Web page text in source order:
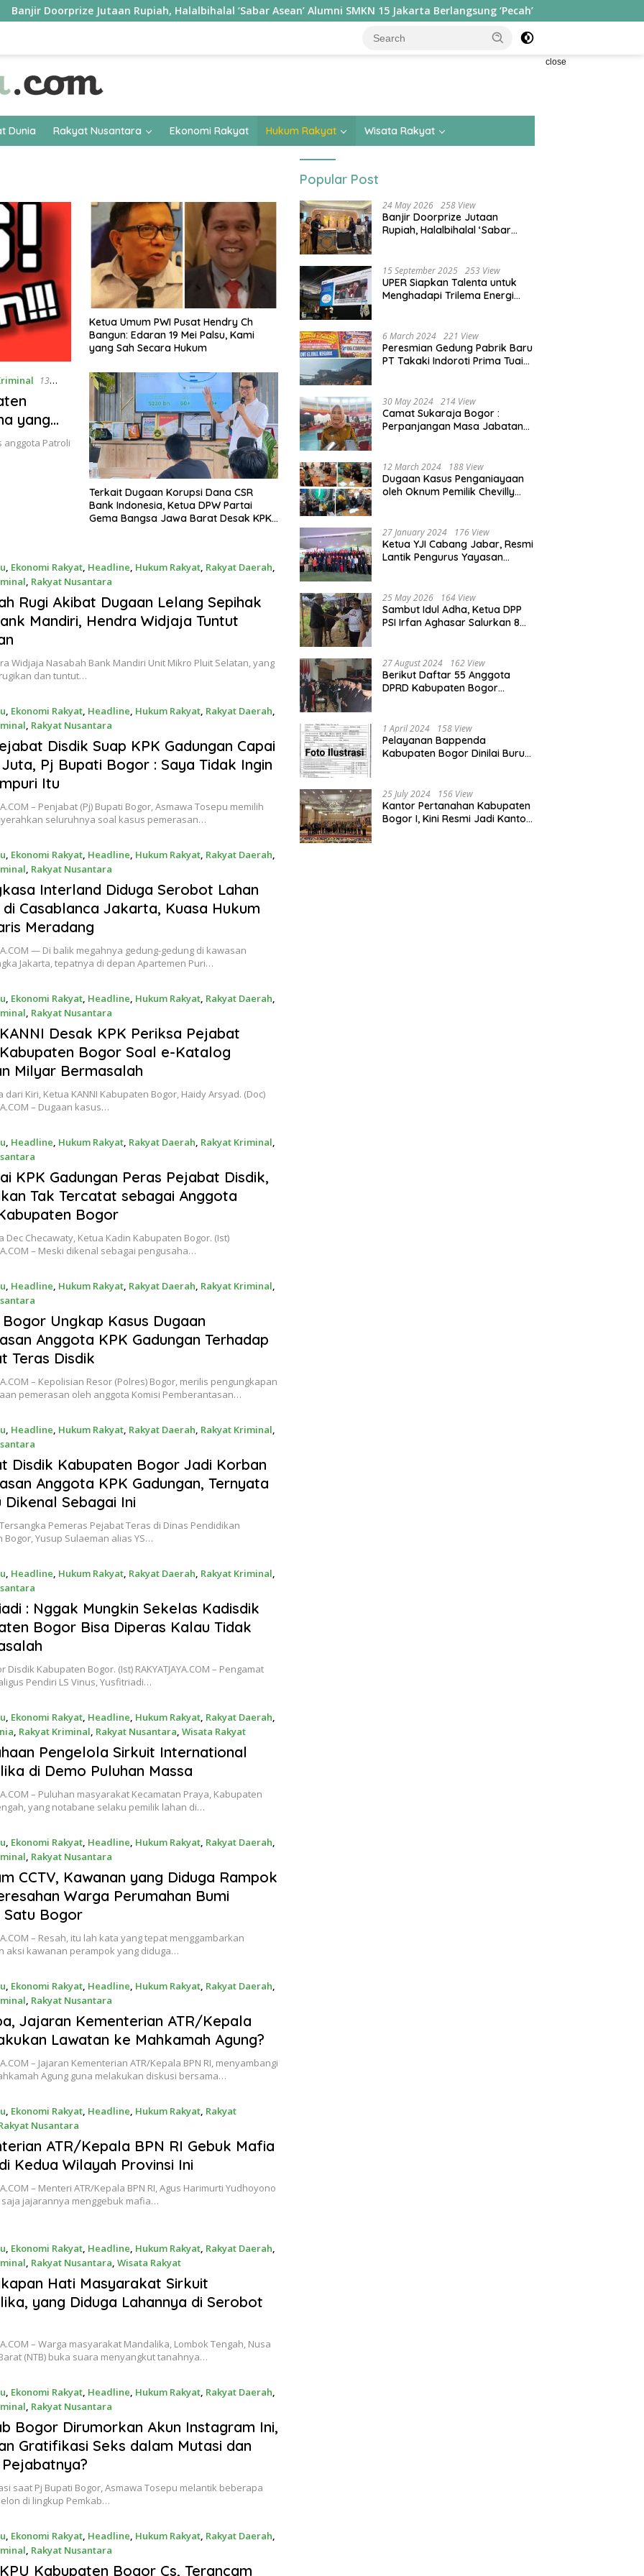
Rupiah, Halalbihalal ‘Sabar Asean’ Alumni SMKN 15 Jakarta Berlangsung ‘Pecah’ Hilirisasi Biodiesel Disebut
close
Dunia Rakyat Nusantara Ekonomi Rakyat Hukum Rakyat Wisata Rakyat
13
yang
anggota Patroli
Ketua Umum PWI Pusat Hendry Ch
Bangun: Edaran 19 Mei Palsu, Kami
yang Sah Secara Hukum
Terkait Dugaan Korupsi Dana CSR
Bank Indonesia, Ketua DPW Partai
Gema Bangsa Jawa Barat Desak KPK
, Ekonomi Rakyat, Headline, Hukum Rakyat, Rakyat Daerah,
, Rakyat Nusantara
2025Rugi Akibat Dugaan Lelang Sepihak
Mandiri, Hendra Widjaja Tuntut
Widjaja Nasabah Bank Mandiri Unit Mikro Pluit Selatan, yang
dan tuntut…
, Ekonomi Rakyat, Headline, Hukum Rakyat, Rakyat Daerah,
, Rakyat Nusantara
Disdik Suap KPK Gadungan Capai
Juta, Pj Bupati Bogor : Saya Tidak Ingin
Itu
– Penjabat (Pj) Bupati Bogor, Asmawa Tosepu memilih
seluruhnya soal kasus pemerasan…
, Ekonomi Rakyat, Headline, Hukum Rakyat, Rakyat Daerah,
, Rakyat Nusantara
Interland Diduga Serobot Lahan
Casablanca Jakarta, Kuasa Hukum
Meradang
— Di balik megahnya gedung-gedung di kawasan
Jakarta, tepatnya di depan Apartemen Puri…
, Ekonomi Rakyat, Headline, Hukum Rakyat, Rakyat Daerah,
, Rakyat Nusantara
Desak KPK Periksa Pejabat
Bogor Soal e-Katalog
Milyar Bermasalah
dari Kiri, Ketua KANNI Kabupaten Bogor, Haidy Arsyad. (Doc)
– Dugaan kasus…
, Headline, Hukum Rakyat, Rakyat Daerah, Rakyat Kriminal,
KPK Gadungan Peras Pejabat Disdik,
Tak Tercatat sebagai Anggota
Bogor
Dec Checawaty, Ketua Kadin Kabupaten Bogor. (Ist)
– Meski dikenal sebagai pengusaha…
, Headline, Hukum Rakyat, Rakyat Daerah, Rakyat Kriminal,
Ungkap Kasus Dugaan
Anggota KPK Gadungan Terhadap
Teras Disdik
– Kepolisian Resor (Polres) Bogor, merilis pengungkapan
pemerasan oleh anggota Komisi Pemberantasan…
, Headline, Hukum Rakyat, Rakyat Daerah, Rakyat Kriminal,
Disdik Kabupaten Bogor Jadi Korban
Anggota KPK Gadungan, Ternyata
Dikenal Sebagai Ini
Pemeras Pejabat Teras di Dinas Pendidikan
Bogor, Yusup Sulaeman alias YS…
, Headline, Hukum Rakyat, Rakyat Daerah, Rakyat Kriminal,
: Nggak Mungkin Sekelas Kadisdik
Bogor Bisa Diperas Kalau Tidak
Disdik Kabupaten Bogor. (Ist) RAKYATJAYA.COM – Pengamat
Pendiri LS Vinus, Yusfitriadi…
, Ekonomi Rakyat, Headline, Hukum Rakyat, Rakyat Daerah,
, Rakyat Kriminal, Rakyat Nusantara, Wisata Rakyat
Pengelola Sirkuit International
di Demo Puluhan Massa
– Puluhan masyarakat Kecamatan Praya, Kabupaten
yang notabane selaku pemilik lahan di…
, Ekonomi Rakyat, Headline, Hukum Rakyat, Rakyat Daerah,
, Rakyat Nusantara
CCTV, Kawanan yang Diduga Rampok
Warga Perumahan Bumi
Satu Bogor
– Resah, itu lah kata yang tepat menggambarkan
aksi kawanan perampok yang diduga…
, Ekonomi Rakyat, Headline, Hukum Rakyat, Rakyat Daerah,
, Rakyat Nusantara
Jajaran Kementerian ATR/Kepala
Lawatan ke Mahkamah Agung?
– Jajaran Kementerian ATR/Kepala BPN RI, menyambangi
Agung guna melakukan diskusi bersama…
, Ekonomi Rakyat, Headline, Hukum Rakyat, Rakyat
Nusantara
ATR/Kepala BPN RI Gebuk Mafia
Kedua Wilayah Provinsi Ini
– Menteri ATR/Kepala BPN RI, Agus Harimurti Yudhoyono
saja jajarannya menggebuk mafia…
, Ekonomi Rakyat, Headline, Hukum Rakyat, Rakyat Daerah,
, Rakyat Nusantara, Wisata Rakyat
Hati Masyarakat Sirkuit
yang Diduga Lahannya di Serobot
– Warga masyarakat Mandalika, Lombok Tengah, Nusa
(NTB) buka suara menyangkut tanahnya…
, Ekonomi Rakyat, Headline, Hukum Rakyat, Rakyat Daerah,
, Rakyat Nusantara
Bogor Dirumorkan Akun Instagram Ini,
Gratifikasi Seks dalam Mutasi dan
saat Pj Bupati Bogor, Asmawa Tosepu melantik beberapa
di lingkup Pemkab…
, Ekonomi Rakyat, Headline, Hukum Rakyat, Rakyat Daerah,
, Rakyat Nusantara
Kabupaten Bogor Cs, Terancam
Popular Post
24 May 2026 258 View
Banjir Doorprize Jutaan
Rupiah, Halalbihalal ‘Sabar
15 September 2025 253 View
UPER Siapkan Talenta untuk
Menghadapi Trilema Energi
Beasiswa 30% di 2025
6 March 2024 221 View
Peresmian Gedung Pabrik Baru
PT Takaki Indoroti Prima Tuai
30 May 2024 214 View
Camat Sukaraja Bogor :
Perpanjangan Masa Jabatan
yang Besar
12 March 2024 188 View
Dugaan Kasus Penganiayaan
oleh Oknum Pemilik Chevilly
Berakhir Damai
27 January 2024 176 View
Ketua YJI Cabang Jabar, Resmi
Lantik Pengurus Yayasan
25 May 2026 164 View
Sambut Idul Adha, Ketua DPP
PSI Irfan Aghasar Salurkan 8
27 August 2024 162 View
Berikut Daftar 55 Anggota
DPRD Kabupaten Bogor
1 April 2024 158 View
Pelayanan Bappenda
Kabupaten Bogor Dinilai Buruk,
25 July 2024 156 View
Kantor Pertanahan Kabupaten
Bogor I, Kini Resmi Jadi Kantor